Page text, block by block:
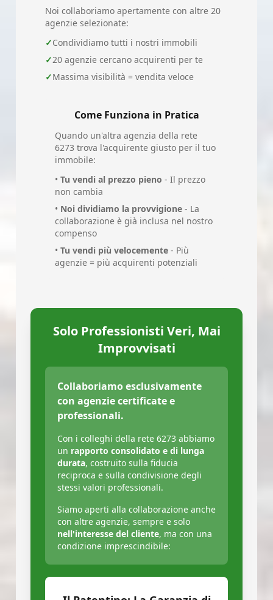
Noi collaboriamo apertamente con altre 20
agenzie selezionate:
✓Condividiamo tutti i nostri immobili
✓20 agenzie cercano acquirenti per te
✓Massima visibilità = vendita veloce
Come Funziona in Pratica
Quando un'altra agenzia della rete
6273 trova l'acquirente giusto per il tuo
immobile:
• Tu vendi al prezzo pieno - Il prezzo
non cambia
• Noi dividiamo la provvigione - La
collaborazione è già inclusa nel nostro
compenso
• Tu vendi più velocemente - Più
agenzie = più acquirenti potenziali
Solo Professionisti Veri, Mai
Improvvisati
Collaboriamo esclusivamente
con agenzie certificate e
professionali.
Con i colleghi della rete 6273 abbiamo
un rapporto consolidato e di lunga
durata, costruito sulla fiducia
reciproca e sulla condivisione degli
stessi valori professionali.
Siamo aperti alla collaborazione anche
con altre agenzie, sempre e solo
nell'interesse del cliente, ma con una
condizione imprescindibile: